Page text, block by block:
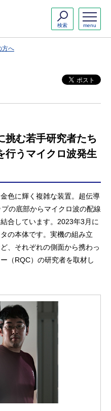
menu
検索
方へ
挑む若手研究者たち
行うマイクロ波発生
色に輝く複雑な装置。超伝導
の底部からマイクロ波の配線
合しています。2023年3月に
の本体です。実機の組み立
、それぞれの側面から携わっ
（RQC）の研究者を取材し